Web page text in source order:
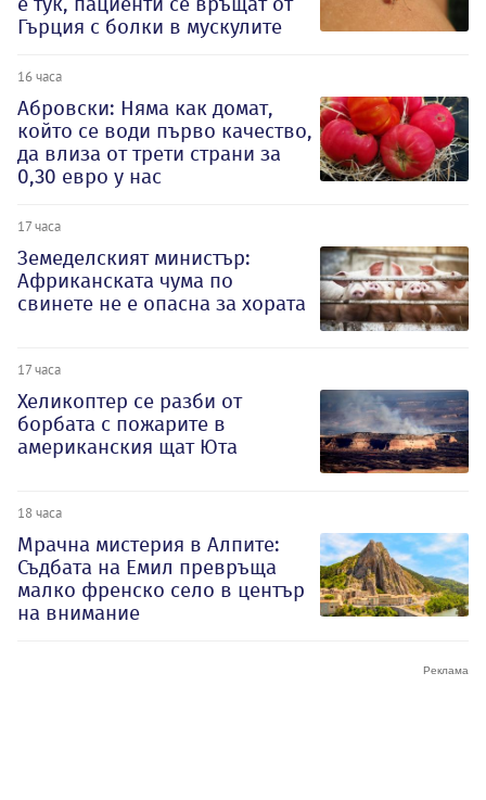
Гърция с болки в мускулите
16 часа
Абровски: Няма как домат,
който се води първо качество,
да влиза от трети страни за
0,30 евро у нас
17 часа
Земеделският министър:
Африканската чума по
свинете не е опасна за хората
17 часа
Хеликоптер се разби от
борбата с пожарите в
американския щат Юта
18 часа
Мрачна мистерия в Алпите:
Съдбата на Емил превръща
малко френско село в център
на внимание